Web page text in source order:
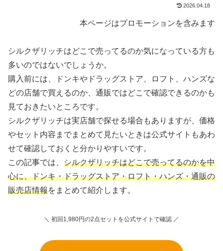
2026.04.18
本ページはプロモーションを含みます
シルクザリッチはどこで売ってるのか気になっている方も
多いのではないでしょうか。
購入前には、ドンキやドラッグストア、ロフト、ハンズな
どの店舗で買えるのか、通販ではどこで確認できるのかも
見ておきたいところです。
シルクザリッチは実店舗で探せる場合もありますが、価格
やセット内容までまとめて見たいときは公式サイトもあわ
せて確認しておくと分かりやすいです。
この記事では、 シルクザリッチはどこで売ってるのかを中
心に、ドンキ・ドラッグストア・ロフト・ハンズ・通販の
販売店情報をまとめて紹介します。
＼ 初回1,980円の2点セットを公式サイトで確認 ／